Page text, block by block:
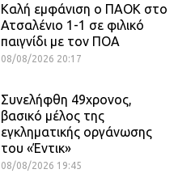
Καλή εμφάνιση ο ΠΑΟΚ στο
Ατσαλένιο 1-1 σε φιλικό
παιγνίδι με τον ΠΟΑ
08/08/2026 20:17
Συνελήφθη 49χρονος,
βασικό μέλος της
εγκληματικής οργάνωσης
του «Έντικ»
08/08/2026 19:45